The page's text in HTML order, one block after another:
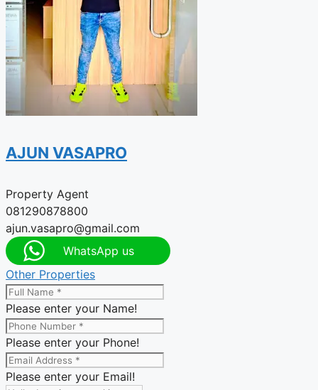
AJUN VASAPRO
Property Agent
081290878800
ajun.vasapro@gmail.com
WhatsApp us
Other Properties
Please enter your Name!
Please enter your Phone!
Please enter your Email!